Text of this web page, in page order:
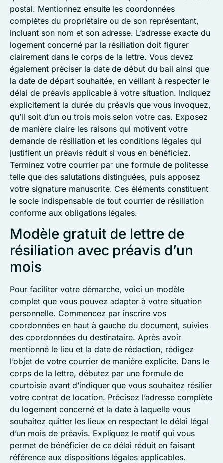
postal. Mentionnez ensuite les coordonnées
complètes du propriétaire ou de son représentant,
incluant son nom et son adresse. L’adresse exacte du
logement concerné par la résiliation doit figurer
clairement dans le corps de la lettre. Vous devez
également préciser la date de début du bail ainsi que
la date de départ souhaitée, en veillant à respecter le
délai de préavis applicable à votre situation. Indiquez
explicitement la durée du préavis que vous invoquez,
qu’il soit d’un ou trois mois selon votre cas. Exposez
de manière claire les raisons qui motivent votre
demande de résiliation et les conditions légales qui
justifient un préavis réduit si vous en bénéficiez.
Terminez votre courrier par une formule de politesse
telle que des salutations distinguées, puis apposez
votre signature manuscrite. Ces éléments constituent
le socle indispensable de tout courrier de résiliation
conforme aux obligations légales.
Modèle gratuit de lettre de
résiliation avec préavis d’un
mois
Pour faciliter votre démarche, voici un modèle
complet que vous pouvez adapter à votre situation
personnelle. Commencez par inscrire vos
coordonnées en haut à gauche du document, suivies
des coordonnées du destinataire. Après avoir
mentionné le lieu et la date de rédaction, rédigez
l’objet de votre courrier de manière explicite. Dans le
corps de la lettre, débutez par une formule de
courtoisie avant d’indiquer que vous souhaitez résilier
votre contrat de location. Précisez l’adresse complète
du logement concerné et la date à laquelle vous
souhaitez quitter les lieux en respectant le délai légal
d’un mois de préavis. Expliquez le motif qui vous
permet de bénéficier de ce délai réduit en faisant
référence aux dispositions légales applicables.